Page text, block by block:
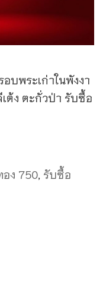
บพระเก่าในพังงา
ต้ง ตะกั่วป่า รับซื้อ
ง 750, รับซื้อ